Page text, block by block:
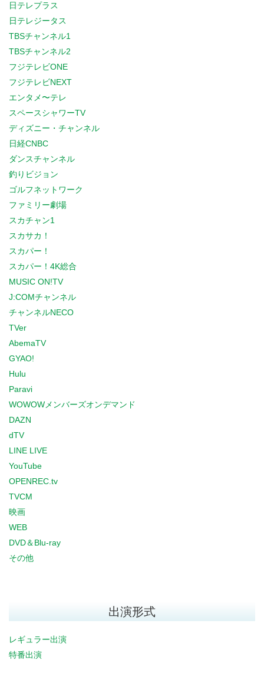
日テレプラス
日テレジータス
TBSチャンネル1
TBSチャンネル2
フジテレビONE
フジテレビNEXT
エンタメ〜テレ
スペースシャワーTV
ディズニー・チャンネル
日経CNBC
ダンスチャンネル
釣りビジョン
ゴルフネットワーク
ファミリー劇場
スカチャン1
スカサカ！
スカパー！
スカパー！4K総合
MUSIC ON!TV
J:COMチャンネル
チャンネルNECO
TVer
AbemaTV
GYAO!
Hulu
Paravi
WOWOWメンバーズオンデマンド
DAZN
dTV
LINE LIVE
YouTube
OPENREC.tv
TVCM
映画
WEB
DVD＆Blu-ray
その他
出演形式
レギュラー出演
特番出演